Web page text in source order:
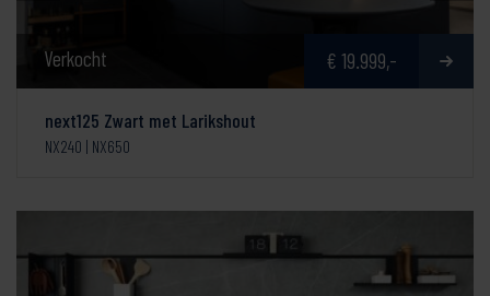
Verkocht € 19.999,-
next125 Zwart met Larikshout
NX240 | NX650